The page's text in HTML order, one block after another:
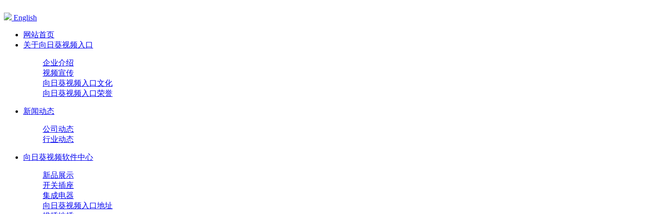
English
网站首页
关于向日葵视频入口
企业介绍
视频宣传
向日葵视频入口文化
向日葵视频入口荣誉
新闻动态
公司动态
行业动态
向日葵视频软件中心
新品展示
开关插座
集成电器
向日葵视频入口地址